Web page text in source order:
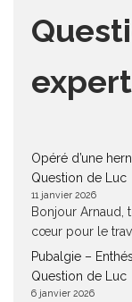
Opéré d’une
Question de Luc
11 janvier 2026
Bonjour
cœur pour le
Pubalgie –
Question de Luc
6 janvier 2026